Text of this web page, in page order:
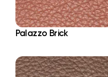
Palazzo Brick